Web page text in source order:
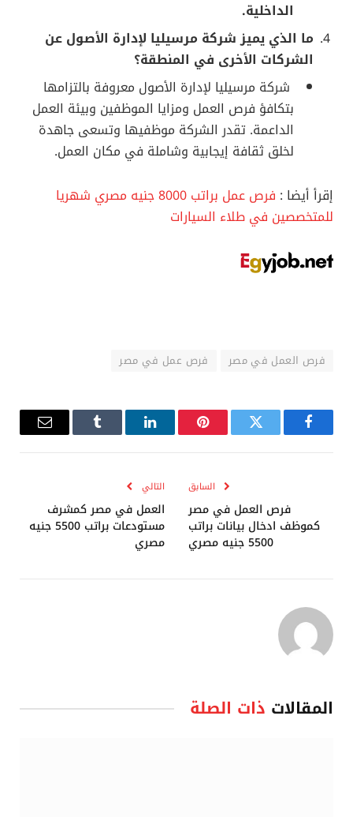
الداخلية.
ما الذي يميز شركة مرسيليا لإدارة الأصول عن
الشركات الأخرى في المنطقة؟
شركة مرسيليا لإدارة الأصول معروفة بالتزامها
بتكافؤ فرص العمل ومزايا الموظفين وبيئة العمل
الداعمة. تقدر الشركة موظفيها وتسعى جاهدة
لخلق ثقافة إيجابية وشاملة في مكان العمل.
إقرأ أيضا :
فرص عمل براتب 8000 جنيه مصري شهريا
للمتخصصين في طلاء السيارات
فرص العمل في مصر فرص عمل في مصر
فيسبوك تويتر بينتيريستلينكدإن Tumblr
البريد
السابق
فرص العمل في مصر
كموظف ادخال بيانات براتب
5500 جنيه مصري
التالي
العمل في مصر كمشرف
مستودعات براتب 5500 جنيه
مصري
المقالات ذات الصلة